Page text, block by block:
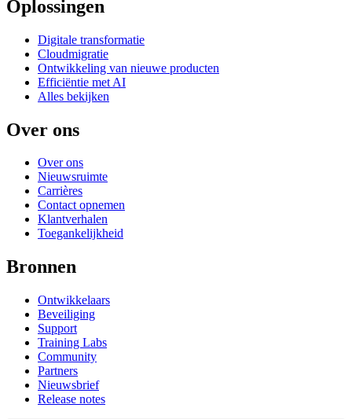
Oplossingen
Digitale transformatie
Cloudmigratie
Ontwikkeling van nieuwe producten
Efficiëntie met AI
Alles bekijken
Over ons
Over ons
Nieuwsruimte
Carrières
Contact opnemen
Klantverhalen
Toegankelijkheid
Bronnen
Ontwikkelaars
Beveiliging
Support
Training Labs
Community
Partners
Nieuwsbrief
Release notes